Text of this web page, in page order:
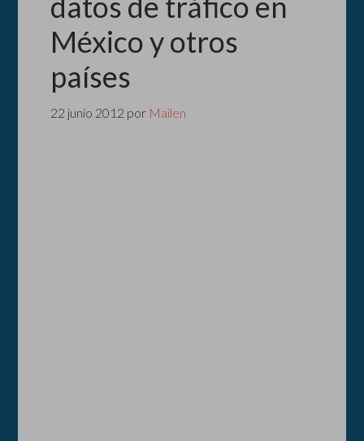
México y otros
países
22 junio 2012 por Mailen